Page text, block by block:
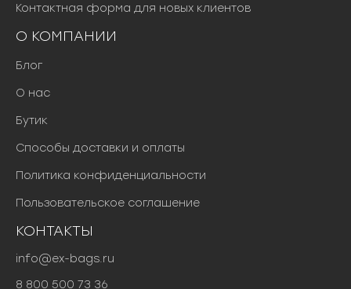
Контактная форма для новых клиентов
О КОМПАНИИ
Блог
О нас
Бутик
Способы доставки и оплаты
Политика конфиденциальности
Пользовательское соглашение
КОНТАКТЫ
info@ex-bags.ru
8 800 500 73 36